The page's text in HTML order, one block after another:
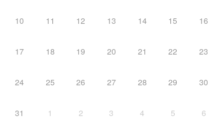
10 11 12 13 14 15 16
17 18 19 20 21 22 23
24 25 26 27 28 29 30
31 1 2 3 4 5 6